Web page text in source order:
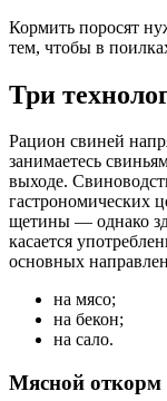
Кормить поросят
тем, чтобы в
Три
Рацион свиней
занимаетесь
выходе.
гастрономических
щетины — однако
касается
основных
на мясо;
на бекон;
на сало.
Мясной откорм